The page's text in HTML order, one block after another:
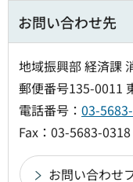
お問い合わせ先
地域振興部 経済課
郵便番号135-0011
電話番号： 03-
Fax：03-5683-0318